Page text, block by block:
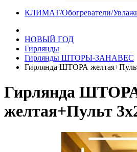
КЛИМАТ/Обогреватели/
НОВЫЙ ГОД
Гирлянды
Гирлянды ШТОРЫ-ЗАНАВЕС
Гирлянда ШТОРА
Гирлянда
желтая+Пульт